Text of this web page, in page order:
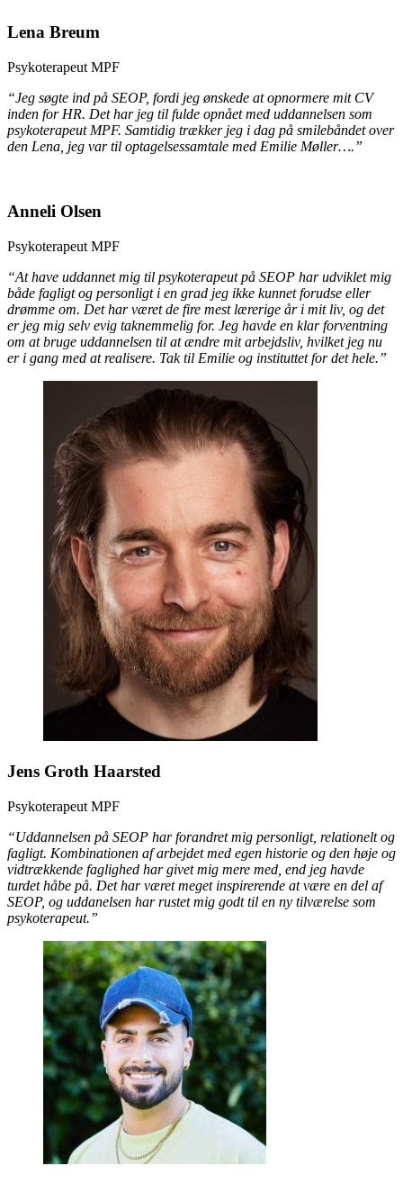
Lena Breum
Psykoterapeut MPF
“Jeg søgte ind på SEOP, fordi jeg ønskede at opnormere mit CV
inden for HR. Det har jeg til fulde opnået med uddannelsen som
psykoterapeut MPF. Samtidig trækker jeg i dag på smilebåndet over
den Lena, jeg var til optagelsessamtale med Emilie Møller….”
Anneli Olsen
Psykoterapeut MPF
“At have uddannet mig til psykoterapeut på SEOP har udviklet mig
både fagligt og personligt i en grad jeg ikke kunnet forudse eller
drømme om. Det har været de fire mest lærerige år i mit liv, og det
er jeg mig selv evig taknemmelig for. Jeg havde en klar forventning
om at bruge uddannelsen til at ændre mit arbejdsliv, hvilket jeg nu
er i gang med at realisere. Tak til Emilie og instituttet for det hele.”
Jens Groth Haarsted
Psykoterapeut MPF
“Uddannelsen på SEOP har forandret mig personligt, relationelt og
fagligt. Kombinationen af arbejdet med egen historie og den høje og
vidtrækkende faglighed har givet mig mere med, end jeg havde
turdet håbe på. Det har været meget inspirerende at være en del af
SEOP, og uddanelsen har rustet mig godt til en ny tilværelse som
psykoterapeut.”